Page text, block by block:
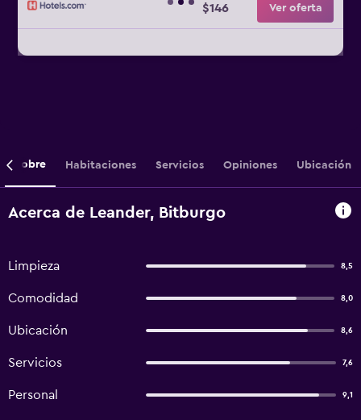
$146 Ver oferta
Sobre Habitaciones Servicios Opiniones Ubicación
Acerca de Leander, Bitburgo
Limpieza 8,5
Comodidad 8,0
Ubicación 8,6
Servicios 7,6
Personal 9,1